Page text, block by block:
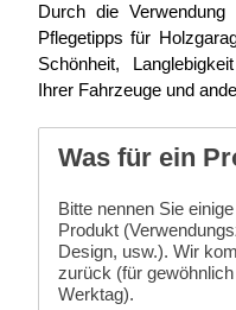
Durch die
Pflegetipps für
Schönheit,
Ihrer Fahrzeuge und
Was für ein
Bitte nennen Sie
Produkt
Design, usw.). Wir
zurück (für
Werktag).